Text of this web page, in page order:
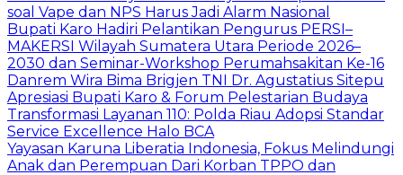
soal Vape dan NPS Harus Jadi Alarm Nasional
Bupati Karo Hadiri Pelantikan Pengurus PERSI–
MAKERSI Wilayah Sumatera Utara Periode 2026–
2030 dan Seminar-Workshop Perumahsakitan Ke-16
Danrem Wira Bima Brigjen TNI Dr. Agustatius Sitepu
Apresiasi Bupati Karo & Forum Pelestarian Budaya
Transformasi Layanan 110: Polda Riau Adopsi Standar
Service Excellence Halo BCA
Yayasan Karuna Liberatia Indonesia, Fokus Melindungi
Anak dan Perempuan Dari Korban TPPO dan